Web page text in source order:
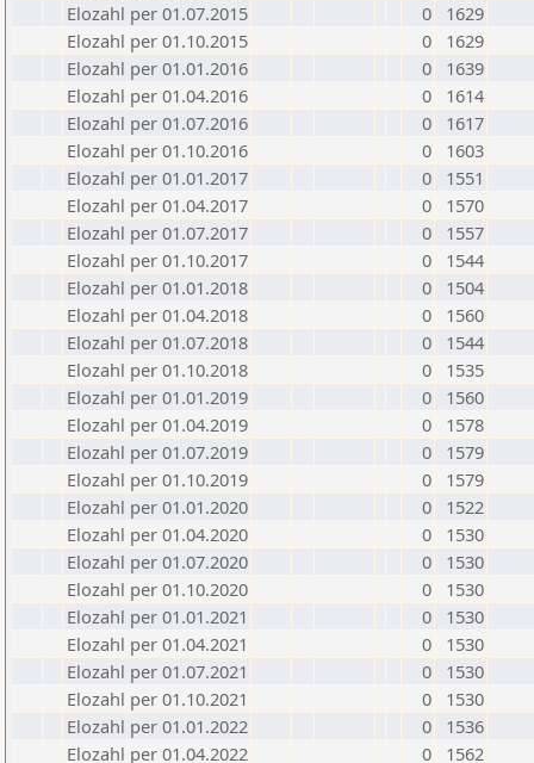
Elozahl per 01.07.2015
0
1629
Elozahl per 01.10.2015
0
1629
Elozahl per 01.01.2016
0
1639
Elozahl per 01.04.2016
0
1614
Elozahl per 01.07.2016
0
1617
Elozahl per 01.10.2016
0
1603
Elozahl per 01.01.2017
0
1551
Elozahl per 01.04.2017
0
1570
Elozahl per 01.07.2017
0
1557
Elozahl per 01.10.2017
0
1544
Elozahl per 01.01.2018
0
1504
Elozahl per 01.04.2018
0
1560
Elozahl per 01.07.2018
0
1544
Elozahl per 01.10.2018
0
1535
Elozahl per 01.01.2019
0
1560
Elozahl per 01.04.2019
0
1578
Elozahl per 01.07.2019
0
1579
Elozahl per 01.10.2019
0
1579
Elozahl per 01.01.2020
0
1522
Elozahl per 01.04.2020
0
1530
Elozahl per 01.07.2020
0
1530
Elozahl per 01.10.2020
0
1530
Elozahl per 01.01.2021
0
1530
Elozahl per 01.04.2021
0
1530
Elozahl per 01.07.2021
0
1530
Elozahl per 01.10.2021
0
1530
Elozahl per 01.01.2022
0
1536
Elozahl per 01.04.2022
0
1562